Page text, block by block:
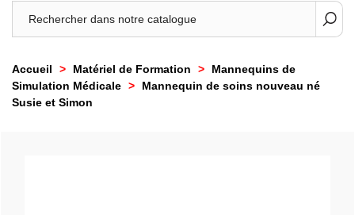
Accueil > Matériel de Formation >
Mannequins de
Simulation Médicale >
Mannequin de soins nouveau né
Susie et Simon